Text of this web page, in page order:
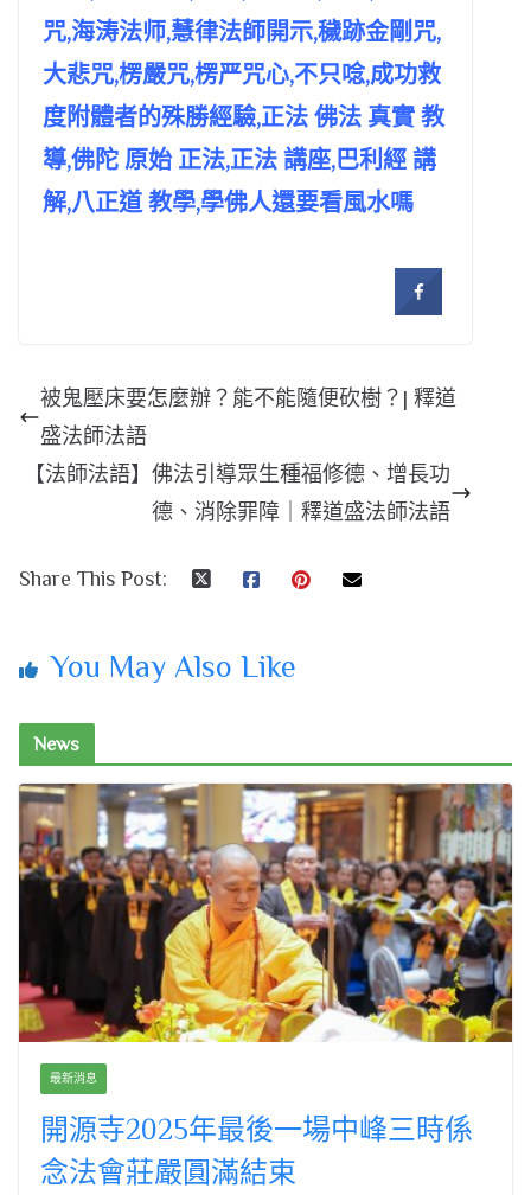
咒,海涛法师,慧律法師開示,穢跡金剛咒,
大悲咒,楞嚴咒,楞严咒心,不只唸,成功救
度附體者的殊勝經驗,正法 佛法 真實 教
導,佛陀 原始 正法,正法 講座,巴利經 講
解,八正道 教學,學佛人還要看風水嗎
被鬼壓床要怎麼辦？能不能隨便砍樹？| 釋道
盛法師法語
【法師法語】佛法引導眾生種福修德、增長功
德、消除罪障｜釋道盛法師法語
Share This Post:
You May Also Like
News
最新消息
開源寺2025年最後一場中峰三時係
念法會莊嚴圓滿結束